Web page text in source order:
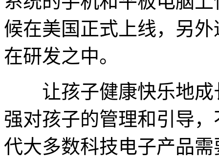
候在美国正式上线，另
在研发之中。
让孩子健康快乐地成
强对孩子的管理和引导
代大多数科技电子产品